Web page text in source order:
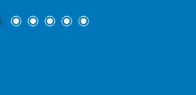
Mediterrâneo Imóveis é